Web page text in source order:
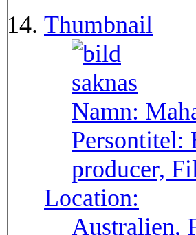
Thumbnail
Namn:
Persontitel:
producer,
Location:
Australien,